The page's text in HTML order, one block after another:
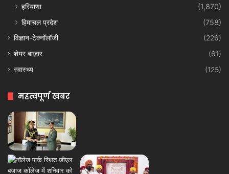
हरियाणा
(1,870)
हिमाचल प्रदेश
(758)
विज्ञान-टेक्नॉलॉजी
(226)
शेयर बाज़ार
(61)
स्वास्थ्य
(125)
महत्वपूर्ण खबर